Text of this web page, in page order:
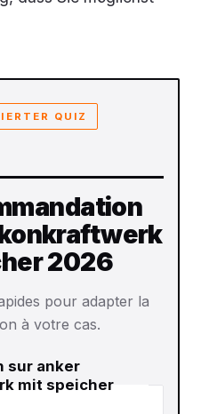
QUIZ
2026
pour adapter la
à votre cas.
sur anker
mit speicher